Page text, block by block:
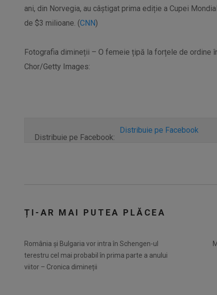
ani, din Norvegia, au câștigat prima ediție a Cupei
de $3 milioane. (CNN)
Fotografia dimineții – O femeie țipă la forțele de ordine
Chor/Getty Images:
Distribuie pe Facebook:
Distribuie pe Facebook
ȚI-AR MAI PUTEA PLĂCEA
România și Bulgaria vor intra în Schengen-ul
terestru cel mai probabil în prima parte a anului
viitor – Cronica dimineții